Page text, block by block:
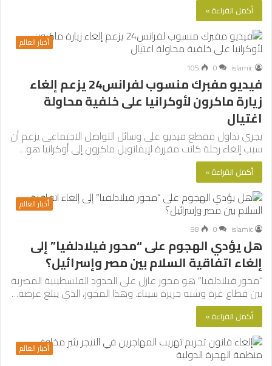
أكمل القراءة »
أخبار العالم
islamic
0
105
فيديو مفبرك منسوب لفرانس24 يزعم إلغاء
زيارة ماكرون لأوكرانيا على خلفية محاولة
اغتيال
يجري تداول مقطع فيديو على وسائل التواصل الاجتماعي يزعم أن
سبب إلغاء رحلة كانت مقررة لإيمانويل ماكرون إلى أوكرانيا هو…
أكمل القراءة »
أخبار العالم
islamic
0
98
هل يؤدي الهجوم على “محور فيلادلفيا” إلى
إلغاء اتفاقية السلام بين مصر وإسرائيل؟
“محور فيلادلفيا” هو محور عازل على الحدود الفلسطينية المصرية
بين قطاع غزة وشبه جزيرة سيناء. وهذا المحور، الذي يبلغ عرضه…
أكمل القراءة »
أخبار العالم